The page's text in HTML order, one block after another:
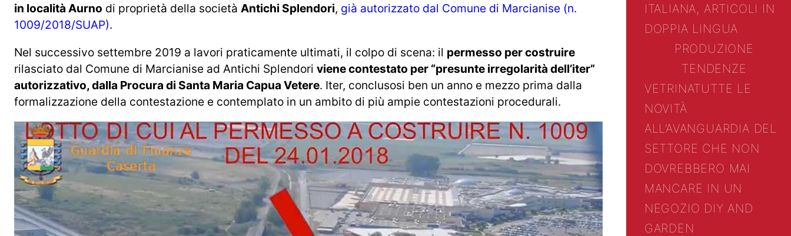
in località Aurno di proprietà della società Antichi Splendori, già autorizzato dal Comune di Marcianise (n.
1009/2018/SUAP).
Nel successivo settembre 2019 a lavori praticamente ultimati, il colpo di scena: il permesso per costruire
rilasciato dal Comune di Marcianise ad Antichi Splendori viene contestato per “presunte irregolarità dell’iter”
autorizzativo, dalla Procura di Santa Maria Capua Vetere. Iter, conclusosi ben un anno e mezzo prima dalla
formalizzazione della contestazione e contemplato in un ambito di più ampie contestazioni procedurali.
ITALIANA, ARTICOLI IN
DOPPIA LINGUA
PRODUZIONE
TENDENZE
VETRINATUTTE LE
NOVITÀ
ALL’AVANGUARDIA DEL
SETTORE CHE NON
DOVREBBERO MAI
MANCARE IN UN
NEGOZIO DIY AND
GARDEN